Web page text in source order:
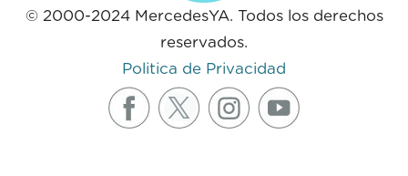
© 2000-2024 MercedesYA. Todos los derechos
reservados.
Politica de Privacidad